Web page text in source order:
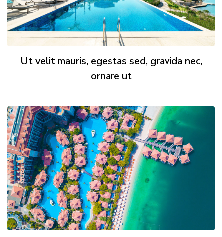
Ut velit mauris, egestas sed, gravida nec,
ornare ut